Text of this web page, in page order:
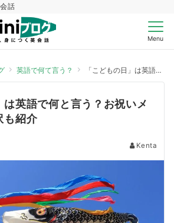
話
Menu
英語で何て言う？ 「こどもの日」は英語で何と言う？お祝いメッセージの英訳も紹介
は英語で何と言う？お祝いメ
も紹介
Kenta